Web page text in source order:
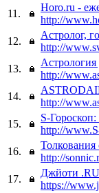
11.
Horo.ru -
http://
12.
Астролог,
http://
13.
Астрология
http://
14.
http://
15.
S-
http://
16.
http://
17.
Джйоти .RU
https://